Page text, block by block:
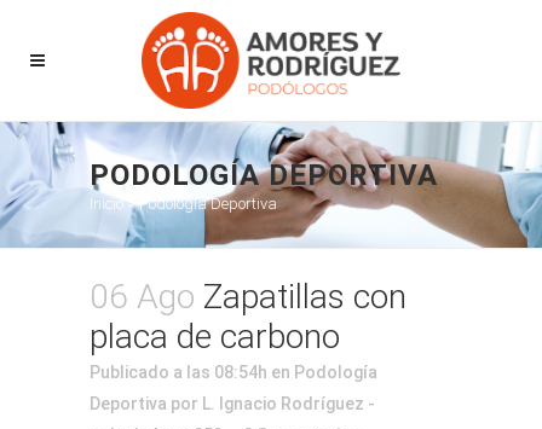
PODOLOGÍA DEPORTIVA
Inicio>Podología Deportiva
06 Ago Zapatillas con
placa de carbono
Publicado a las 08:54h en Podología
Deportiva por L. Ignacio Rodríguez -